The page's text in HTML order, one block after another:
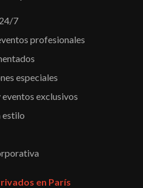
7
profesionales
especiales
exclusivos
estilo
en París